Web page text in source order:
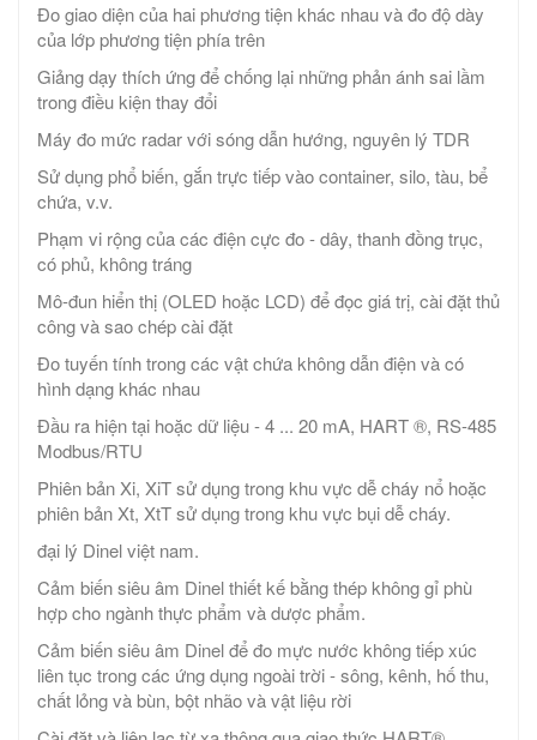
Đo giao diện của hai phương tiện khác nhau và đo độ dày
của lớp phương tiện phía trên
Giảng dạy thích ứng để chống lại những phản ánh sai lầm
trong điều kiện thay đổi
Máy đo mức radar với sóng dẫn hướng, nguyên lý TDR
Sử dụng phổ biến, gắn trực tiếp vào container, silo, tàu, bể
chứa, v.v.
Phạm vi rộng của các điện cực đo - dây, thanh đồng trục,
có phủ, không tráng
Mô-đun hiển thị (OLED hoặc LCD) để đọc giá trị, cài đặt thủ
công và sao chép cài đặt
Đo tuyến tính trong các vật chứa không dẫn điện và có
hình dạng khác nhau
Đầu ra hiện tại hoặc dữ liệu - 4 ... 20 mA, HART ®, RS-485
Modbus/RTU
Phiên bản Xi, XiT sử dụng trong khu vực dễ cháy nổ hoặc
phiên bản Xt, XtT sử dụng trong khu vực bụi dễ cháy.
đại lý Dinel việt nam.
Cảm biến siêu âm Dinel thiết kế bằng thép không gỉ phù
hợp cho ngành thực phẩm và dược phẩm.
Cảm biến siêu âm Dinel để đo mực nước không tiếp xúc
liên tục trong các ứng dụng ngoài trời - sông, kênh, hố thu,
chất lỏng và bùn, bột nhão và vật liệu rời